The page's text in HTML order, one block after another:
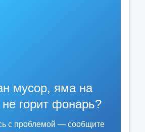
мусор, яма на
не горит фонарь?
с проблемой — сообщите